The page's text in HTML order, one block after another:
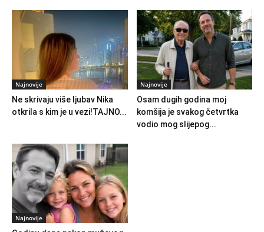
Najnovije
Ne skrivaju više ljubav Nika
otkrila s kim je u vezi!TAJNO...
Najnovije
Osam dugih godina moj
komšija je svakog četvrtka
vodio mog slijepog...
Najnovije